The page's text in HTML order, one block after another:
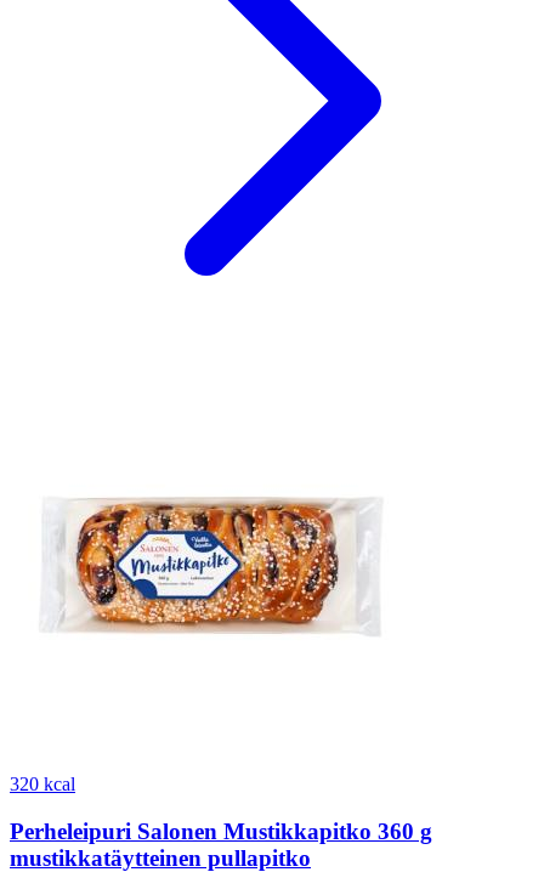
320 kcal
Perheleipuri Salonen Mustikkapitko 360 g
mustikkatäytteinen pullapitko